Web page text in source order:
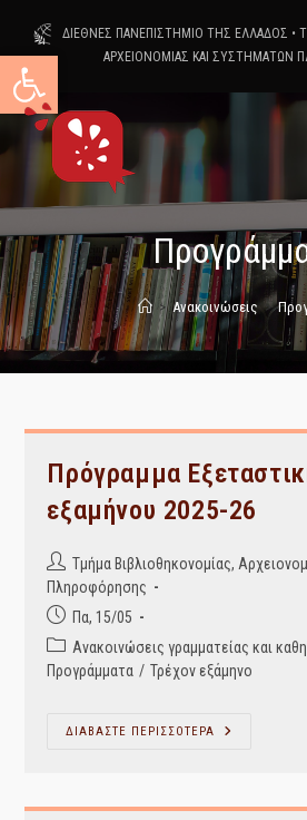
Ανοίξτε τη γραμμή
content
ΔΙΕΘΝΕΣ ΠΑΝΕΠΙΣΤΗΜΙΟ ΤΗΣ ΕΛΛΑΔΟΣ •
ΑΡΧΕΙΟΝΟΜΙΑΣ ΚΑΙ ΣΥΣΤΗΜΑΤΩΝ
> Ανακοινώσεις >
Πρόγραμμα
εξαμήνου 2025-26
Post
author:
Τμήμα Βιβλιοθηκονομίας,
Πληροφόρησης
Post
published:
Πα, 15/05
Post
category:
Ανακοινώσεις γραμματείας και
Προγράμματα / Τρέχον εξάμηνο
ΔΙΑΒΑΣΤΕ ΠΕΡΙΣΣΟΤΕΡΑ
Πρόγραμμα
26